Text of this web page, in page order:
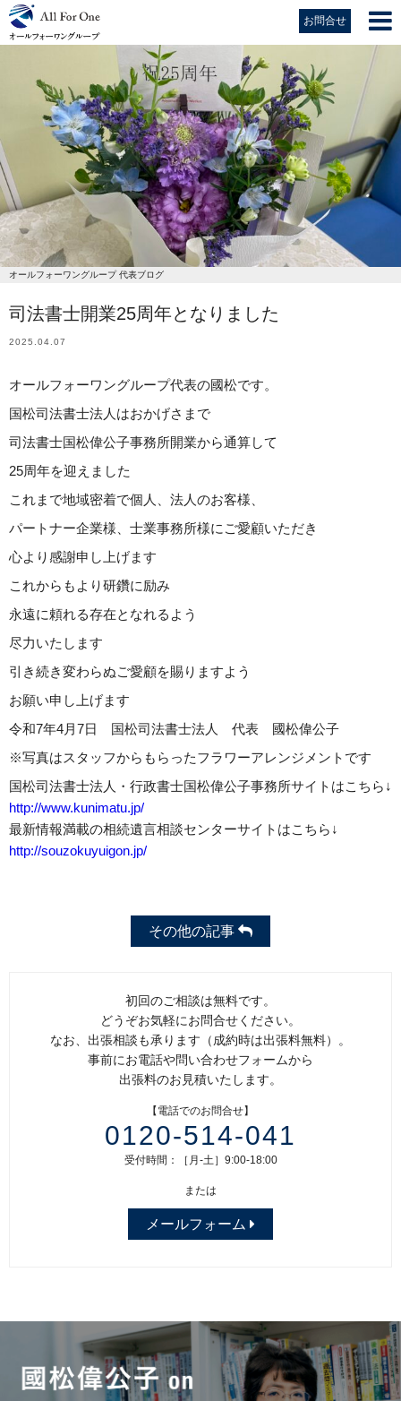
お問合せ
オールフォーワングループ 代表ブログ
司法書士開業25周年となりました
2025.04.07
オールフォーワングループ代表の國松です。
国松司法書士法人はおかげさまで
司法書士国松偉公子事務所開業から通算して
25周年を迎えました
これまで地域密着で個人、法人のお客様、
パートナー企業様、士業事務所様にご愛顧いただき
心より感謝申し上げます
これからもより研鑽に励み
永遠に頼れる存在となれるよう
尽力いたします
引き続き変わらぬご愛顧を賜りますよう
お願い申し上げます
令和7年4月7日 国松司法書士法人 代表 國松偉公子
※写真はスタッフからもらったフラワーアレンジメントです
国松司法書士法人・行政書士国松偉公子事務所サイトはこちら↓
http://www.kunimatu.jp/
最新情報満載の相続遺言相談センターサイトはこちら↓
http://souzokuyuigon.jp/
その他の記事
初回のご相談は無料です。
どうぞお気軽にお問合せください。
なお、出張相談も承ります（成約時は出張料無料）。
事前にお電話や問い合わせフォームから
出張料のお見積いたします。
【電話でのお問合せ】
0120-514-041
受付時間：［月-土］9:00-18:00
または
メールフォーム